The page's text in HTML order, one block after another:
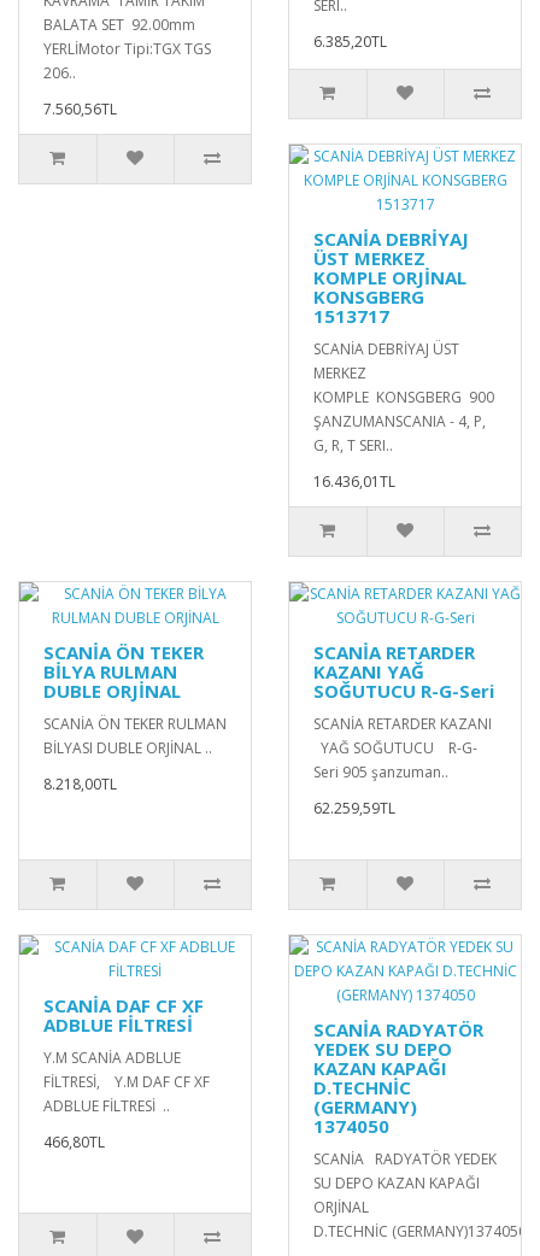
BALATA SET 92.00mm
YERLİMotor Tipi:TGX TGS
206..
7.560,56TL
SERI..
6.385,20TL
SCANİA DEBRİYAJ
ÜST MERKEZ
KOMPLE ORJİNAL
KONSGBERG
1513717
SCANİA DEBRİYAJ ÜST
MERKEZ
KOMPLE KONSGBERG 900
ŞANZUMANSCANIA - 4, P,
G, R, T SERI..
16.436,01TL
SCANİA ÖN TEKER
BİLYA RULMAN
DUBLE ORJİNAL
SCANİA ÖN TEKER RULMAN
BİLYASI DUBLE ORJİNAL ..
8.218,00TL
SCANİA RETARDER
KAZANI YAĞ
SOĞUTUCU R-G-Seri
SCANİA RETARDER KAZANI
YAĞ SOĞUTUCU R-G-
Seri 905 şanzuman..
62.259,59TL
SCANİA DAF CF XF
ADBLUE FİLTRESİ
Y.M SCANİA ADBLUE
FİLTRESİ, Y.M DAF CF XF
ADBLUE FİLTRESİ ..
466,80TL
SCANİA RADYATÖR
YEDEK SU DEPO
KAZAN KAPAĞI
D.TECHNİC
(GERMANY)
1374050
SCANİA RADYATÖR YEDEK
SU DEPO KAZAN KAPAĞI
ORJİNAL
D.TECHNİC (GERMANY)1374050..